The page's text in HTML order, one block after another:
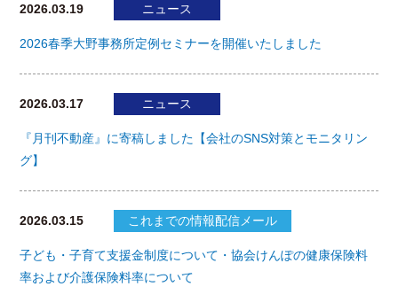
2026.03.19 ニュース
2026春季大野事務所定例セミナーを開催いたしました
2026.03.17 ニュース
『月刊不動産』に寄稿しました【会社のSNS対策とモニタリン
グ】
2026.03.15 これまでの情報配信メール
子ども・子育て支援金制度について・協会けんぽの健康保険料
率および介護保険料率について